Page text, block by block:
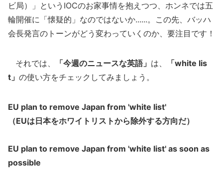
ビ局）」というIOCのお家事情を抱えつつ、ホンネでは五
輪開催に「懐疑的」なのではないか......。この先、バッハ
会長発言のトーンがどう変わっていくのか、要注目です！
それでは、 「今週のニュースな英語」 は、
「white lis
t」 の使い方をチェックしてみましょう。
EU plan to remove Japan from 'white list'
（EUは日本をホワイトリストから除外する方向だ）
EU plan to remove Japan from 'white list' as soon as
possible